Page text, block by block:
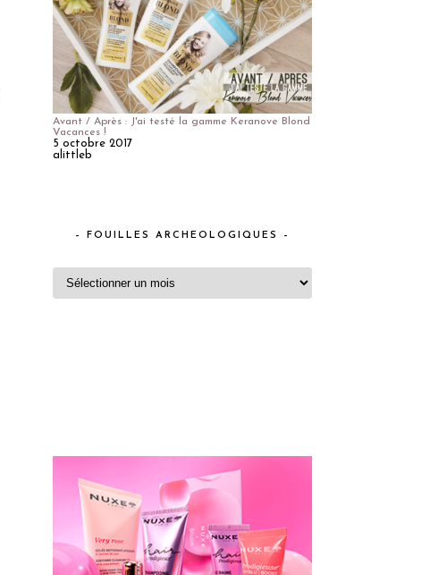
Avant / Après : J'ai testé la gamme Keranove Blond
Vacances !
5 octobre 2017
alittleb
– FOUILLES ARCHEOLOGIQUES –